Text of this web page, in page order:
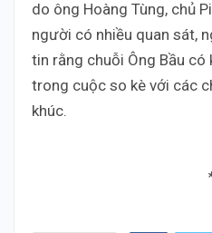
do ông Hoàng Tùng, chủ
người có nhiều quan sát,
tin rằng chuỗi Ông Bầu có
trong cuộc so kè với các
khúc.